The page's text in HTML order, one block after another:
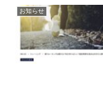
お知らせ